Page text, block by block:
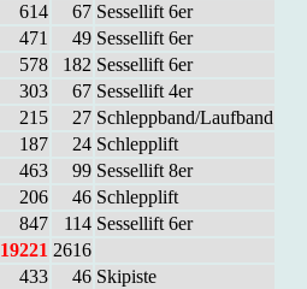
614 67 Ses­sel­lift 6er
471 49 Ses­sel­lift 6er
578 182 Ses­sel­lift 6er
303 67 Ses­sel­lift 4er
215 27 Schlepp­band/Lauf­band
187 24 Schlepp­lift
463 99 Ses­sel­lift 8er
206 46 Schlepp­lift
847 114 Ses­sel­lift 6er
19221 2616
433 46 Ski­pis­te